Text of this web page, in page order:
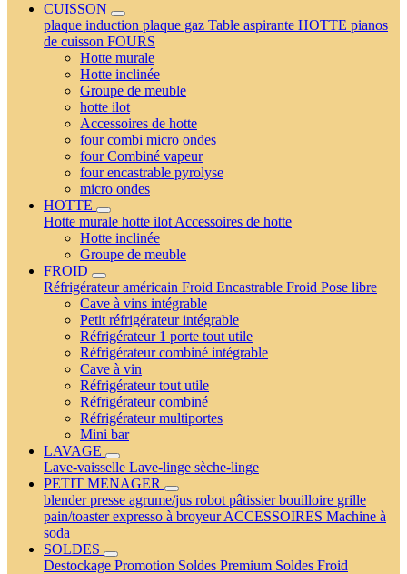
CUISSON
plaque induction plaque gaz Table aspirante HOTTE pianos
de cuisson FOURS
Hotte murale
Hotte inclinée
Groupe de meuble
hotte ilot
Accessoires de hotte
four combi micro ondes
four Combiné vapeur
four encastrable pyrolyse
micro ondes
HOTTE
Hotte murale hotte ilot Accessoires de hotte
Hotte inclinée
Groupe de meuble
FROID
Réfrigérateur américain Froid Encastrable Froid Pose libre
Cave à vins intégrable
Petit réfrigérateur intégrable
Réfrigérateur 1 porte tout utile
Réfrigérateur combiné intégrable
Cave à vin
Réfrigérateur tout utile
Réfrigérateur combiné
Réfrigérateur multiportes
Mini bar
LAVAGE
Lave-vaisselle Lave-linge sèche-linge
PETIT MENAGER
blenderpresse agrume/jus robot pâtissierbouilloire grille
pain/toasterexpresso à broyeurACCESSOIRES Machine à
soda
SOLDES
Destockage Promotion Soldes Premium Soldes Froid